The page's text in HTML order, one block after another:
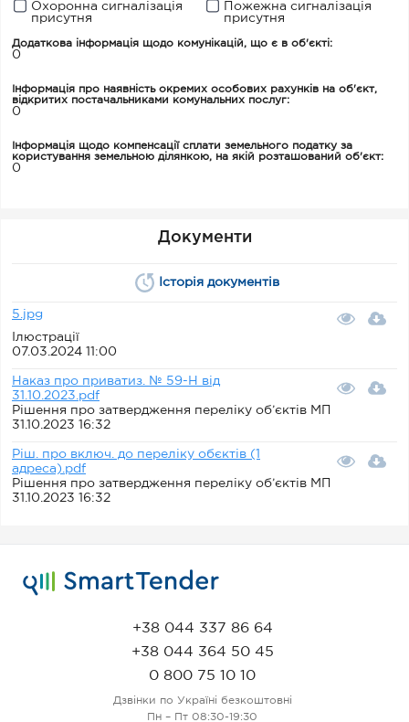
Охоронна сигналізація
присутня
Пожежна сигналізація
присутня
Додаткова інформація щодо комунікацій, що є в об'єкті:
0
Інформація про наявність окремих особових рахунків на об'єкт,
відкритих постачальниками комунальних послуг:
0
Інформація щодо компенсації сплати земельного податку за
користування земельною ділянкою, на якій розташований об'єкт:
0
Документи
Історія документів
5.jpg
Ілюстрації
07.03.2024 11:00
Наказ про приватиз. № 59-Н від
31.10.2023.pdf
Рішення про затвердження переліку об’єктів МП
31.10.2023 16:32
Ріш. про включ. до переліку обєктів (1
адреса).pdf
Рішення про затвердження переліку об’єктів МП
31.10.2023 16:32
+38 044 337 86 64
+38 044 364 50 45
0 800 75 10 10
Дзвінки по Україні безкоштовні
Пн – Пт 08:30-19:30